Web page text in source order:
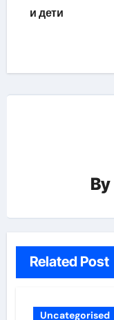
и дети
By
Related Post
Uncategorised